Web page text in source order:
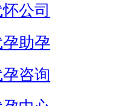
公司
助孕
咨询